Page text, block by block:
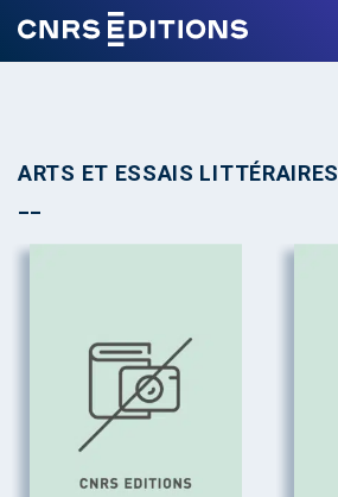
ARTS ET ESSAIS LITTÉRAIRES